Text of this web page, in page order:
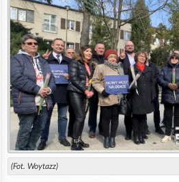
(Fot. Woytazz)